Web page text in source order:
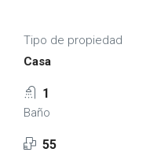
Tipo de propiedad
Casa
1
Baño
55